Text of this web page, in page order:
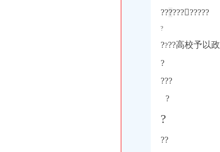
???????????
?
????高校予以
?
???
?
?
??